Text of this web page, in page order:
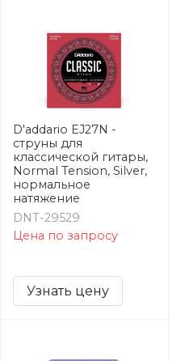
D'addario EJ27N -
струны для
классической гитары,
Normal Tension, Silver,
нормальное
натяжение
DNT-29529
Цена по запросу
Узнать цену